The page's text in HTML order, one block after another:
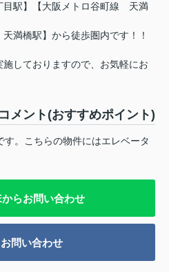
目駅】【大阪メトロ谷町線 天満
駅】から徒歩圏内です！！
しておりますので、お気軽にお
メント(おすすめポイント)
。こちらの物件にはエレベータ
らお問い合わせ
お問い合わせ